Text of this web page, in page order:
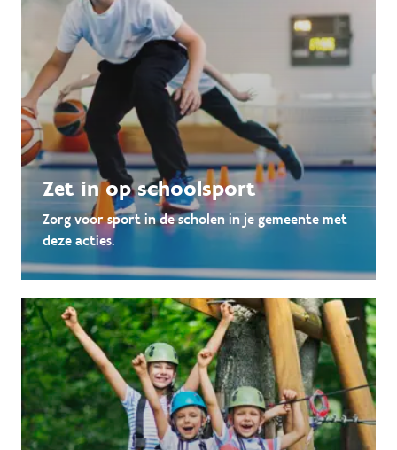
Zet in op schoolsport
Zorg voor sport in de scholen in je gemeente met
deze acties.